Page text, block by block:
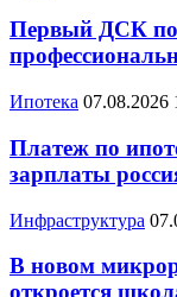
Первый ДСК
Ипотека 07.08.2026
Платеж по
зарплаты
Инфраструктура
В новом